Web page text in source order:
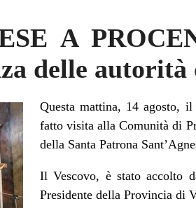
A
delle
Questa mattina, 14 agosto, il
fatto visita alla Comunità di
della Santa Patrona
Il Vescovo, è stato accolto
Presidente della Provincia di